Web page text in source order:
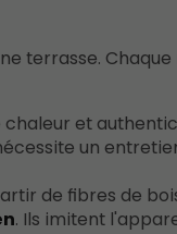
terrasse.
et
un
de fibres de
. Ils imitent